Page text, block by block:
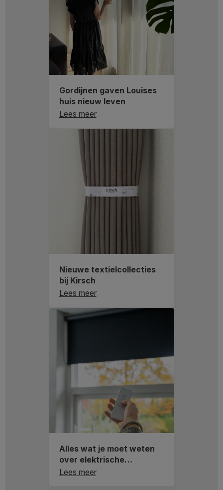
Gordijnen gaven Louises
huis nieuw leven
Lees meer
Nieuwe textielcollecties
bij Kirsch
Lees meer
Alles wat je moet weten
over elektrische
raamdecoratie
Lees meer